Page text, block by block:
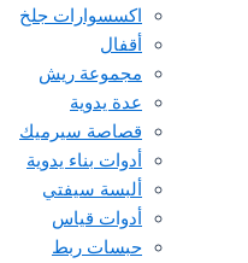
اكسسوارات جلخ
أقفال
مجموعة ريش
عدة يدوية
قصاصة سيرميك
أدوات بناء يدوية
ألبسة سيفتي
أدوات قياس
حبسات ربط